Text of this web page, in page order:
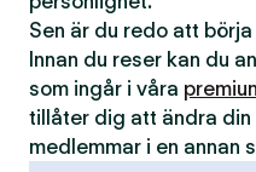
Sen är du redo att börja
Innan du reser kan du
som ingår i våra
tillåter dig att ändra din
medlemmar i en annan